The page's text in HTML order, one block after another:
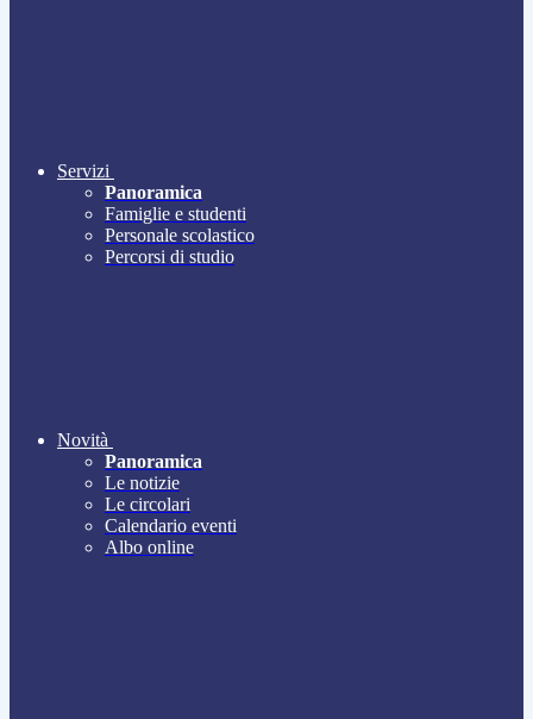
Servizi
Panoramica
Famiglie e studenti
Personale scolastico
Percorsi di studio
Novità
Panoramica
Le notizie
Le circolari
Calendario eventi
Albo online